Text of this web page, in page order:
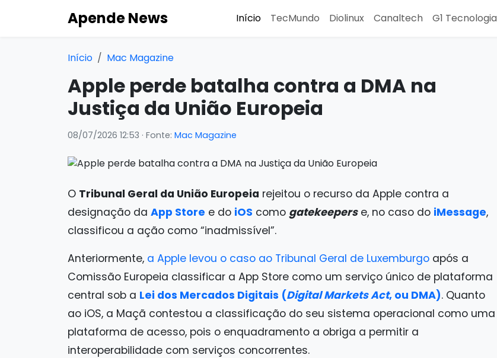
Apende News Início TecMundo Diolinux Canaltech G1 Tecnologia
Início Mac Magazine
Apple perde batalha contra a DMA na
Justiça da União Europeia
08/07/2026 12:53 · Fonte: Mac Magazine
O Tribunal Geral da União Europeia rejeitou o recurso da Apple contra a
designação da App Store e do iOS como gatekeeperse, no caso do iMessage,
classificou a ação como “inadmissível”.
Anteriormente, a Apple levou o caso ao Tribunal Geral de Luxemburgo após a
Comissão Europeia classificar a App Store como um serviço único de plataforma
central sob a Lei dos Mercados Digitais (Digital Markets Act, ou DMA). Quanto
ao iOS, a Maçã contestou a classificação do seu sistema operacional como uma
plataforma de acesso, pois o enquadramento a obriga a permitir a
interoperabilidade com serviços concorrentes.